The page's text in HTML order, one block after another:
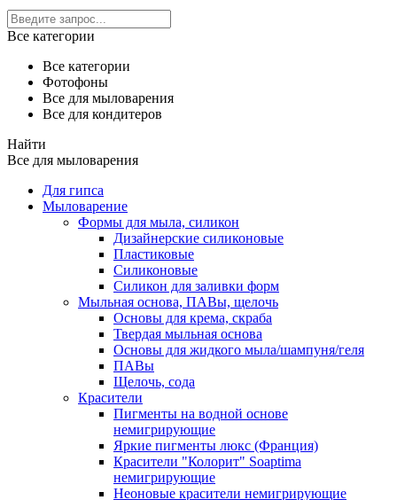
Все категории
Все категории
Фотофоны
Все для мыловарения
Все для кондитеров
Найти
Все для мыловарения
Для гипса
Мыловарение
Формы для мыла, силикон
Дизайнерские силиконовые
Пластиковые
Силиконовые
Силикон для заливки форм
Мыльная основа, ПАВы, щелочь
Основы для крема, скраба
Твердая мыльная основа
Основы для жидкого мыла/шампуня/геля
ПАВы
Щелочь, сода
Красители
Пигменты на водной основе
немигрирующие
Яркие пигменты люкс (Франция)
Красители "Колорит" Soaptima
немигрирующие
Неоновые красители немигрирующие